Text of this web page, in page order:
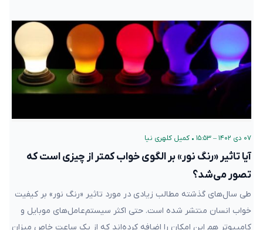
۰۷ دی ۱۴۰۲ – ۱۵:۵۳ • کمیل کلهری نیا
آیا تاثیر «رنگ نور» بر الگوی خواب کمتر از چیزی است که
تصور می‌شد؟
طی سال‌های گذشته مطالب زیادی در مورد تاثیر «رنگ نور» بر کیفیت
خواب انسان منتشر شده است. حتی اکثر سیستم‌عامل‌های موبایل و
کامپیوتر هم این امکان را اضافه کرده‌اند که از یک ساعت خاص میزان